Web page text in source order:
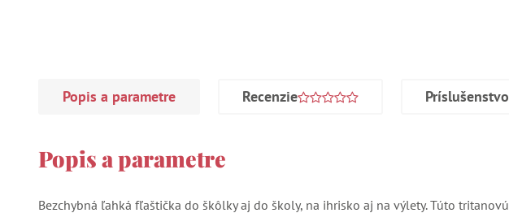
Popis a parametre Recenzie Príslušenstvo
Popis a parametre
Bezchybná ľahká fľaštička do škôlky aj do školy, na ihrisko aj na výlety. Túto tritanovú